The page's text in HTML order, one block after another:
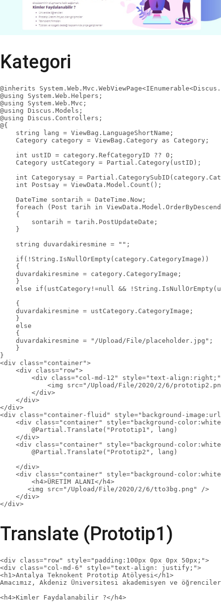
Kategori
@inherits
@using System.Web.Helpers;
@using System.Web.Mvc;
@using Discus.Models;
@using Discus.Controllers;
@{
    string lang = ViewBag.LanguageShortName;
    Category category = ViewBag.Category as Category;
    int ustID = category.RefCategoryID ?? 0;
    Category ustCategory = Partial.Category(ustID);
int Categorysay =
    int Postsay = ViewData.Model.Count();
    DateTime sontarih = DateTime.Now;
foreach (Post tarih in
    {
        sontarih = tarih.PostUpdateDate;
    }
    string duvardakiresmine = "";
    if(!String.IsNullOrEmpty(category.CategoryImage))
    {
    duvardakiresmine = category.CategoryImage;
    }
else if(ustCategory!=null &&
    {
    duvardakiresmine = ustCategory.CategoryImage;
    }
    else
    {
    duvardakiresmine = "/Upload/File/placeholder.jpg";
    }
}
<div class="container">
    <div class="row">
<div class="col-md-12" style="text-
<img src="/Upload/File/2020/2/6/
        </div>
    </div>
</div>
<div class="container-fluid" style="background-
<div class="container" style="background-
        @Partial.Translate("Prototip1", lang)
    </div>
<div class="container" style="background-
        @Partial.Translate("Prototip2", lang)
    </div>
<div class="container" style="background-
        <h4>ÜRETİM ALANI</h4>
       <img src="/Upload/File/2020/2/6/tto3bg.png" />
    </div>
</div>
Translate (Prototip1)
<div class="row" style="padding:100px 0px 0px 50px;">
<div class="col-md-6" style="text-align: justify;">
<h1>Antalya Teknokent Prototip Atölyesi</h1>
Amacımız, Akdeniz Üniversitesi akademisyen ve
<h4>Kimler Faydalanabilir ?</h4>